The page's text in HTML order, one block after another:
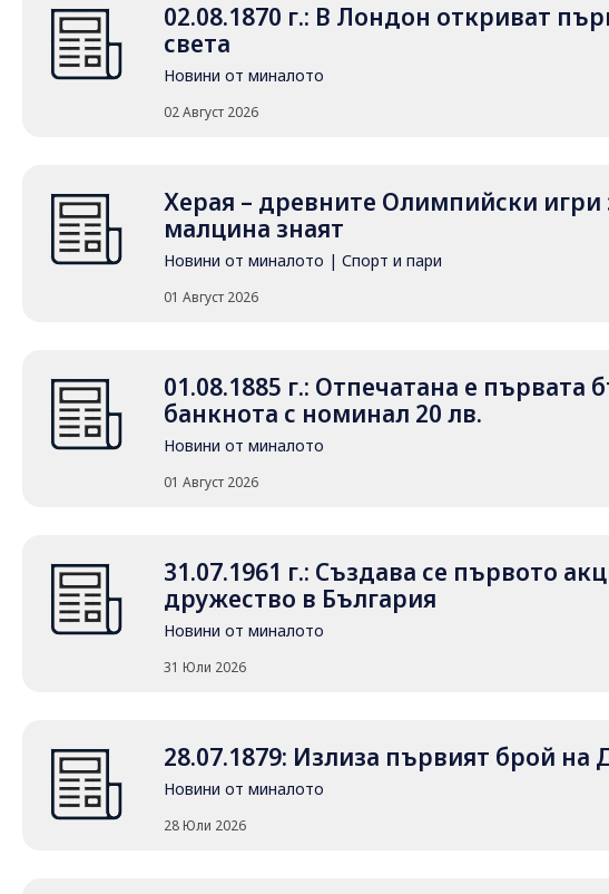
02.08.1870 г.: В Лондон откриват
света
Новини от миналото
02 Август 2026
Херая – древните Олимпийски игри
малцина знаят
Новини от миналото | Спорт и пари
01 Август 2026
01.08.1885 г.: Отпечатана е първата
банкнота с номинал 20 лв.
Новини от миналото
01 Август 2026
31.07.1961 г.: Създава се първото
дружество в България
Новини от миналото
31 Юли 2026
28.07.1879: Излиза първият брой
Новини от миналото
28 Юли 2026